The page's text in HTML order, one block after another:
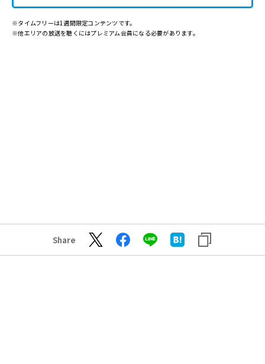
※タイムフリーは1週間限定コンテンツです。
※他エリアの放送を聴くにはプレミアム会員になる必要があります。
Share